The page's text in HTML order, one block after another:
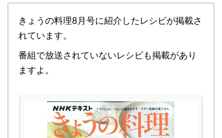
きょうの料理8月号に紹介したレシピが掲載さ
れています。
番組で放送されていないレシピも掲載があり
ますよ。